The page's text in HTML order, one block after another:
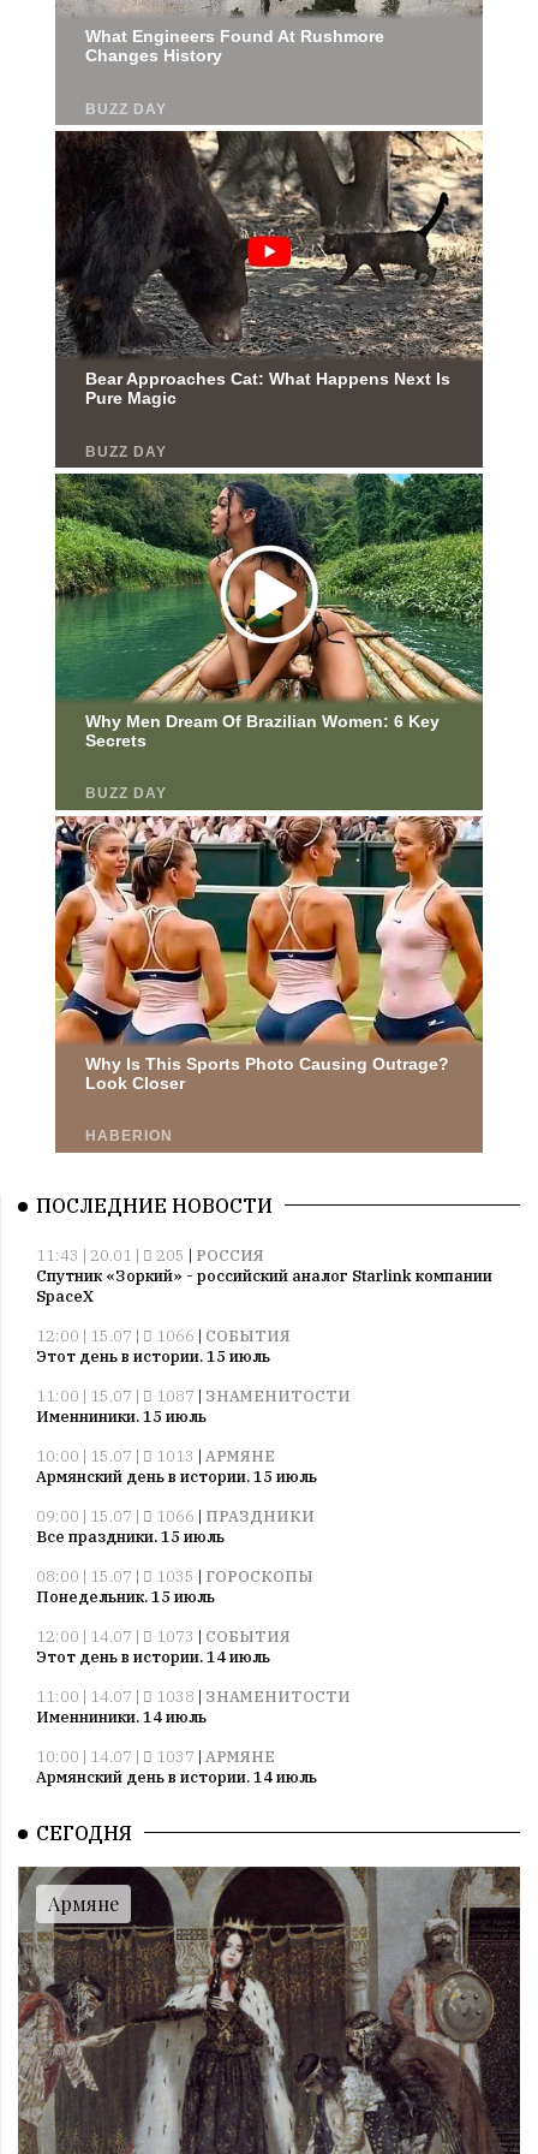
ПОСЛЕДНИЕ НОВОСТИ
11:43 | 20.01 | 205 | РОССИЯ
Спутник «Зоркий» - российский аналог Starlink компании
SpaceX
12:00 | 15.07 |
1066 | СОБЫТИЯ
Этот день в истории. 15 июль
11:00 | 15.07 |
1087 | ЗНАМЕНИТОСТИ
Именниники. 15 июль
10:00 | 15.07 |
1013 | АРМЯНЕ
Армянский день в истории. 15 июль
09:00 | 15.07 |
1066 | ПРАЗДНИКИ
Все праздники. 15 июль
08:00 | 15.07 |
1035 | ГОРОСКОПЫ
Понедельник. 15 июль
12:00 | 14.07 |
1073 | СОБЫТИЯ
Этот день в истории. 14 июль
11:00 | 14.07 |
1038 | ЗНАМЕНИТОСТИ
Именниники. 14 июль
10:00 | 14.07 |
1037 | АРМЯНЕ
Армянский день в истории. 14 июль
Все праздники. 14 июль
08:00 | 14.07 |
1057|ГОРОСКОПЫ
Воскресенье. 14 июль
09:00 | 13.07 | 1008|ПРАЗДНИКИ
Все праздники. 13 июль
08:00 | 13.07 | 1005|ГОРОСКОПЫ
Суббота. 13 июль
12:00 | 12.07 |
1034|СОБЫТИЯ
Этот день в истории. 12 июль
11:00 | 12.07 |
1020|ЗНАМЕНИТОСТИ
Именниники. 12 июль
СЕГОДНЯ
Армяне